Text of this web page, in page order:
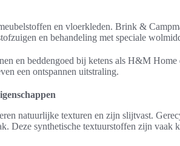
en vloerkleden. Brink &
en behandeling met speciale
en beddengoed bij ketens als H&M
een ontspannen uitstraling.
natuurlijke texturen en zijn slijtvast.
Deze synthetische textuurstoffen zijn vaak